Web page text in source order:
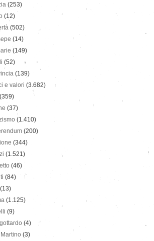
(253)
(12)
(502)
(14)
(149)
(52)
(139)
e valori (3.682)
(359)
(37)
(1.410)
(200)
(344)
(1.521)
(46)
(84)
(13)
(1.125)
(9)
(4)
(3)